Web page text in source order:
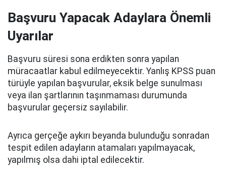
Başvuru Yapacak Adaylara Önemli
Uyarılar
Başvuru süresi sona erdikten sonra yapılan
müracaatlar kabul edilmeyecektir. Yanlış KPSS puan
türüyle yapılan başvurular, eksik belge sunulması
veya ilan şartlarının taşınmaması durumunda
başvurular geçersiz sayılabilir.
Ayrıca gerçeğe aykırı beyanda bulunduğu sonradan
tespit edilen adayların atamaları yapılmayacak,
yapılmış olsa dahi iptal edilecektir.